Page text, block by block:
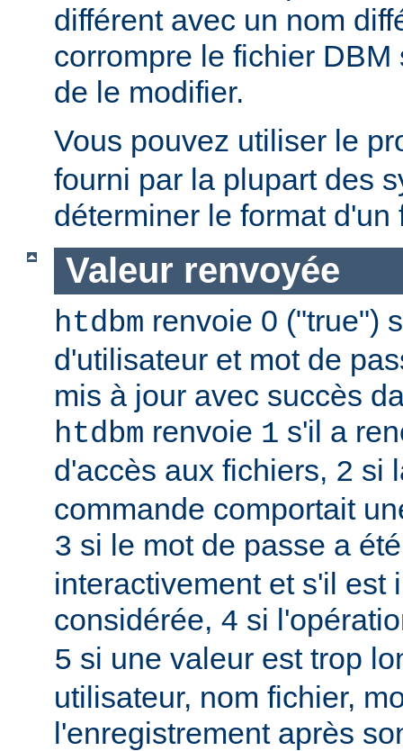
différent avec un nom
corrompre le fichier
de le modifier.
Vous pouvez utiliser le
fourni par la plupart des
déterminer le format d'un
Valeur renvoyée
htdbm renvoie 0 ("true")
d'utilisateur et mot de
mis à jour avec succès
htdbm renvoie 1 s'il a
d'accès aux fichiers, 2 si
commande comportait
3 si le mot de passe a
interactivement et s'il est
considérée, 4 si
5 si une valeur est trop
utilisateur, nom fichier,
l'enregistrement après